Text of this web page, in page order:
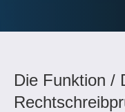
Die Funktion /